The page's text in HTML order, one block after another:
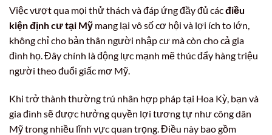
Việc vượt qua mọi thử thách và đáp ứng đầy đủ cácđiều
kiện định cư tại Mỹ mang lại vô số cơ hội và lợi ích to lớn,
không chỉ cho bản thân người nhập cư mà còn cho cả gia
đình họ. Đây chính là động lực mạnh mẽ thúc đẩy hàng triệu
người theo đuổi giấc mơ Mỹ.
Khi trở thành thường trú nhân hợp pháp tại Hoa Kỳ, bạn và
gia đình sẽ được hưởng quyền lợi tương tự như công dân
Mỹ trong nhiều lĩnh vực quan trọng. Điều này bao gồm